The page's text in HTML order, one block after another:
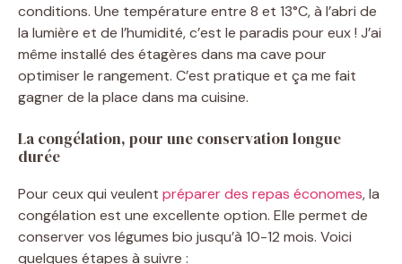
conditions. Une température entre 8 et 13°C, à l’abri de
la lumière et de l’humidité, c’est le paradis pour eux ! J’ai
même installé des étagères dans ma cave pour
optimiser le rangement. C’est pratique et ça me fait
gagner de la place dans ma cuisine.
La congélation, pour une conservation longue
durée
Pour ceux qui veulent préparer des repas économes, la
congélation est une excellente option. Elle permet de
conserver vos légumes bio jusqu’à 10-12 mois. Voici
quelques étapes à suivre :